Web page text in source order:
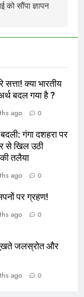
को सौंपा ज्ञापन
क्या भारतीय
बदल गया है ?
ago 0
गंगा दशहरा पर
से खिल उठी
तलैया
ago 0
पर ग्रहण!
ago 0
जलस्रोत और
ago 0